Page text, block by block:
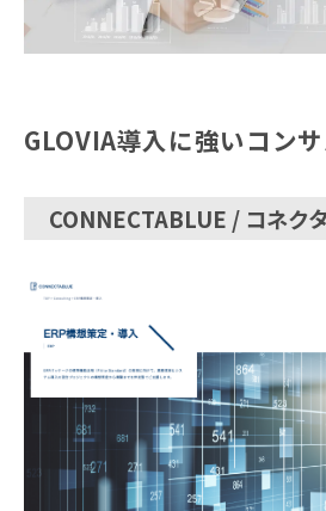
GLOVIA導入に強いコン
CONNECTABLUE / コネク